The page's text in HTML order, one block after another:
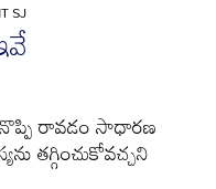
SJ
రావడం సాధారణ
తగ్గించుకోవచ్చని